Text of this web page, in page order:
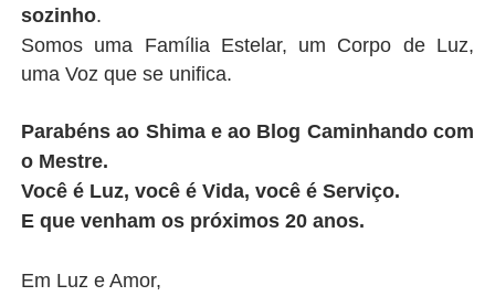
sozinho.
Somos uma Família Estelar, um Corpo de Luz,
uma Voz que se unifica.
Parabéns ao Shima e ao Blog Caminhando com
o Mestre.
Você é Luz, você é Vida, você é Serviço.
E que venham os próximos 20 anos.
Em Luz e Amor,